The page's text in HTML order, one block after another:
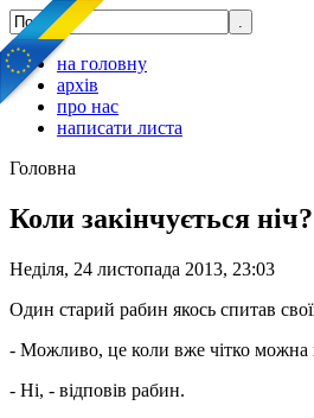
на головну
архів
про нас
написати листа
Головна
Коли закінчується
Неділя, 24 листопада 2013, 23:03
Один старий рабин якось спитав
- Можливо, це коли вже чітко можна
- Ні, - відповів рабин.